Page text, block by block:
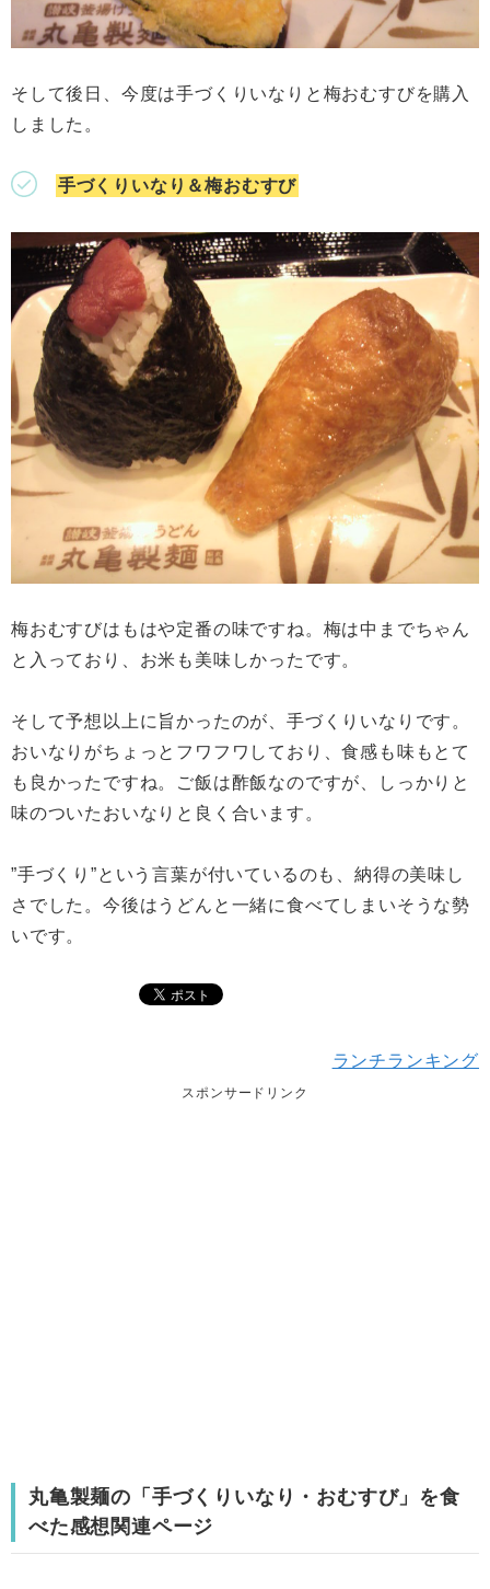
そして後日、今度は手づくりいなりと梅おむすびを購入
しました。
手づくりいなり＆梅おむすび
梅おむすびはもはや定番の味ですね。梅は中までちゃん
と入っており、お米も美味しかったです。
そして予想以上に旨かったのが、手づくりいなりです。
おいなりがちょっとフワフワしており、食感も味もとて
も良かったですね。ご飯は酢飯なのですが、しっかりと
味のついたおいなりと良く合います。
”手づくり”という言葉が付いているのも、納得の美味し
さでした。今後はうどんと一緒に食べてしまいそうな勢
いです。
ランチランキング
スポンサードリンク
丸亀製麺の「手づくりいなり・おむすび」を食
べた感想関連ページ